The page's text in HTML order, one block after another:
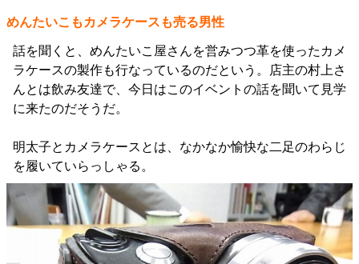
めんたいこもカメラケースも売る男性
話を聞くと、めんたいこ屋さんを営みつつ革を使ったカメ
ラケースの製作も行なっているのだという。店主の村上さ
んとは飲み友達で、今日はこのイベントの話を聞いて見学
に来たのだそうだ。
明太子とカメラケースとは、なかなか愉快な二足のわらじ
を履いていらっしゃる。